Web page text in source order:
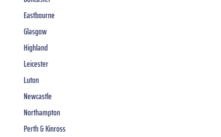
Eastbourne
Glasgow
Highland
Leicester
Luton
Newcastle
Northampton
Perth & Kinross